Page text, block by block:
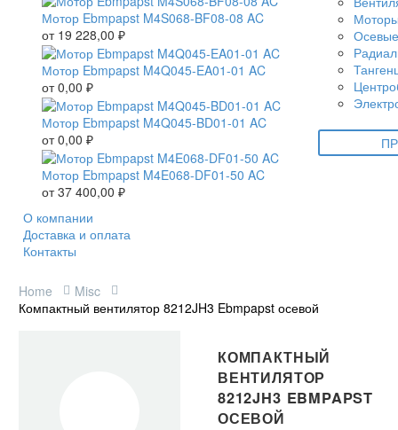
Мотор Ebmpapst M4S068-BF08-08 AC
от 19 228,00 ₽
Мотор Ebmpapst M4Q045-EA01-01 AC
от0,00 ₽
Мотор Ebmpapst M4Q045-BD01-01 AC
от0,00 ₽
Мотор Ebmpapst M4E068-DF01-50 AC
от37 400,00 ₽
О компании
Доставка и оплата
Контакты
Home
Misc
Компактный вентилятор 8212JH3 Ebmpapst осевой
КОМПАКТНЫЙ
ВЕНТИЛЯТОР
8212JH3 EBMPAPST
ОСЕВОЙ